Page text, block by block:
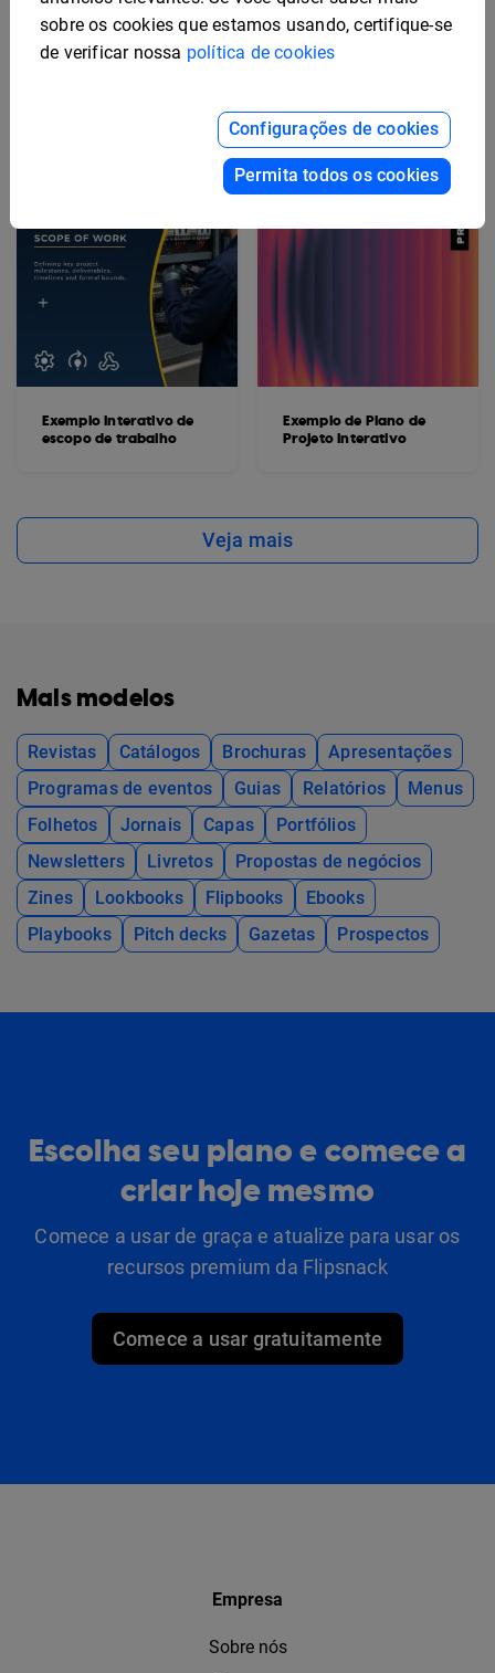
Marketing
Exemplo interativo de
escopo de trabalho
Segurança Interativo
Exemplo de Plano de
Projeto Interativo
Veja mais
Mais modelos
Revistas Catálogos Brochuras
Apresentações
Programas de eventos
Guias Relatórios
Menus
Folhetos
Jornais Capas
Portfólios
Newsletters
Livretos
Propostas de negócios
Zines
Lookbooks Flipbooks
Ebooks
Playbooks
Pitch decks Gazetas Prospectos
Escolha seu plano e comece a
criar hoje mesmo
Comece a usar de graça e atualize para usar os
recursos premium da Flipsnack
Comece a usar gratuitamente
Empresa
Sobre nós
sobre os cookies que estamos usando, certifique-se
de verificar nossa política de cookies
Configurações de cookies
Permita todos os cookies